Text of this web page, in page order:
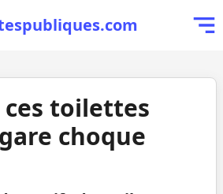
ces toilettes
choque